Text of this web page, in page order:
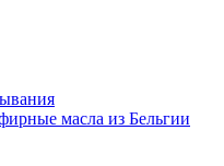
масла из Бельгии